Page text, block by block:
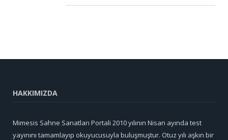
HAKKIMIZDA
Mimesis Sahne Sanatları Portali 2010 yılının Nisan ayında test
yayınını tamamlayıp okuyucusuyla buluşmuştur. Otuz yılı aşkın bir